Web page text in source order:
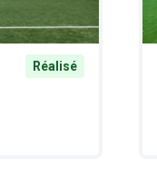
Réalisé